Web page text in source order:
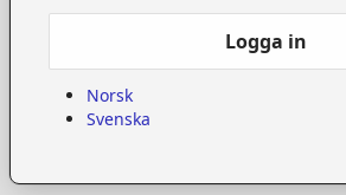
Logga in
Norsk
Svenska